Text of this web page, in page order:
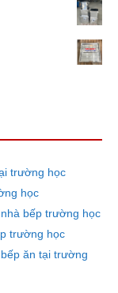
trường học
học
bếp trường học
trường học
ăn tại trường